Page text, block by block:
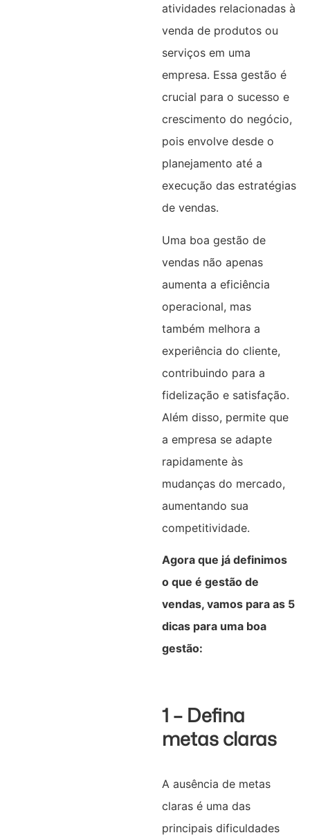
atividades relacionadas à
venda de produtos ou
serviços em uma
empresa. Essa gestão é
crucial para o sucesso e
crescimento do negócio,
pois envolve desde o
planejamento até a
execução das estratégias
de vendas.
Uma boa gestão de
vendas não apenas
aumenta a eficiência
operacional, mas
também melhora a
experiência do cliente,
contribuindo para a
fidelização e satisfação.
Além disso, permite que
a empresa se adapte
rapidamente às
mudanças do mercado,
aumentando sua
competitividade.
Agora que já definimos
o que é gestão de
vendas, vamos para as 5
dicas para uma boa
gestão:
1 – Defina
metas claras
A ausência de metas
claras é uma das
principais dificuldades